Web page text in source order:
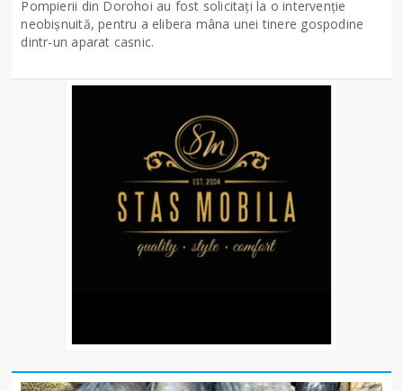
Pompierii din Dorohoi au fost solicitați la o intervenție
neobișnuită, pentru a elibera mâna unei tinere gospodine
dintr-un aparat casnic.